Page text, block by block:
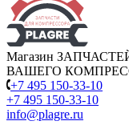
Магазин
ВАШЕГО
+7 495 150-33-10
+7 495 150-33-10
info@plagre.ru